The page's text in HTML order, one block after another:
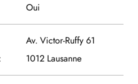
Oui
Av. Victor-Ruffy 61
1012 Lausanne